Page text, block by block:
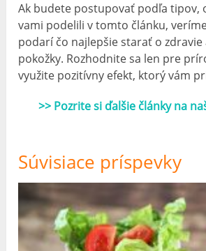
Ak budete postupovať podľa tipov,
vami podelili v tomto článku,
podarí čo najlepšie starať o zdravie
pokožky. Rozhodnite sa len pre
využite pozitívny efekt, ktorý vám
>> Pozrite si ďalšie články na
Súvisiace príspevky